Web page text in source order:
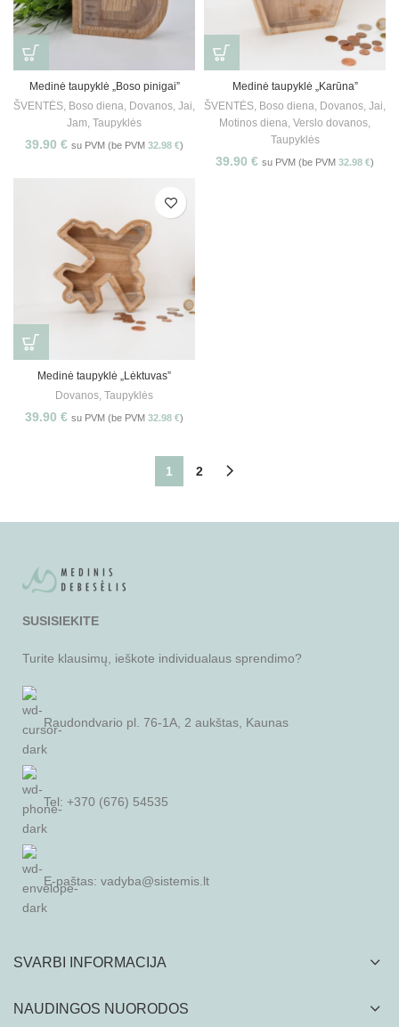
Medinė taupyklė „Boso pinigai”
ŠVENTĖS, Boso diena, Dovanos, Jai,
Jam, Taupyklės
39.90 € su PVM (be PVM 32.98 €)
Medinė taupyklė „Karūna”
ŠVENTĖS, Boso diena, Dovanos, Jai,
Motinos diena, Verslo dovanos,
Taupyklės
39.90 € su PVM (be PVM 32.98 €)
Medinė taupyklė „Lėktuvas”
Dovanos, Taupyklės
39.90 € su PVM (be PVM 32.98 €)
1 2
SUSISIEKITE
Turite klausimų, ieškote individualaus sprendimo?
Raudondvario pl. 76-1A, 2 aukštas, Kaunas
Tel: +370 (676) 54535
E-paštas: vadyba@sistemis.lt
SVARBI INFORMACIJA
NAUDINGOS NUORODOS